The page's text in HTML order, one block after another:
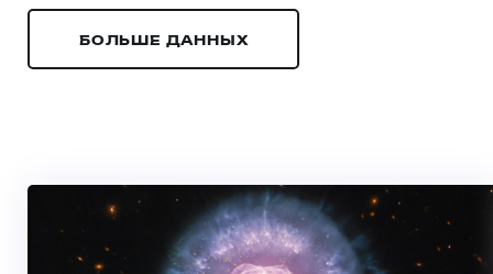
БОЛЬШЕ ДАННЫХ